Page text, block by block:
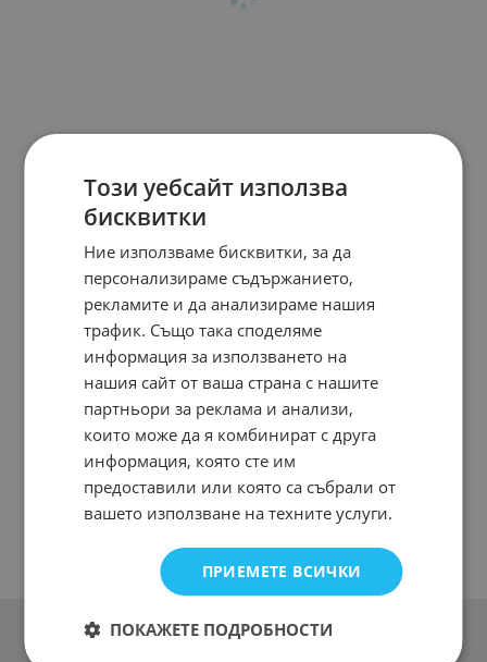
Този уебсайт използва
бисквитки
Ние използваме бисквитки, за да
персонализираме съдържанието,
рекламите и да анализираме нашия
трафик. Също така споделяме
информация за използването на
нашия сайт от ваша страна с нашите
партньори за реклама и анализи,
които може да я комбинират с друга
информация, която сте им
предоставили или която са събрали от
вашето използване на техните услуги.
ПРИЕМЕТЕ ВСИЧКИ
ПОКАЖЕТЕ ПОДРОБНОСТИ